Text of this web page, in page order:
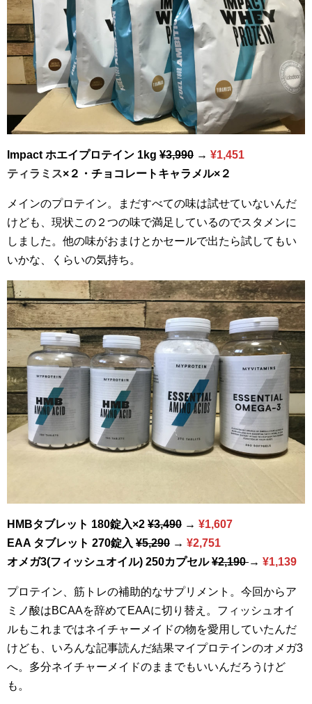
Impact ホエイプロテイン 1kg ¥3,990 → ¥1,451
ティラミス×２・チョコレートキャラメル×２
メインのプロテイン。まだすべての味は試せていないんだ
けども、現状この２つの味で満足しているのでスタメンに
しました。他の味がおまけとかセールで出たら試してもい
いかな、くらいの気持ち。
HMBタブレット 180錠入×2 ¥3,490 → ¥1,607
EAA タブレット 270錠入 ¥5,290 → ¥2,751
オメガ3(フィッシュオイル) 250カプセル¥2,190→ ¥1,139
プロテイン、筋トレの補助的なサプリメント。今回からア
ミノ酸はBCAAを辞めてEAAに切り替え。フィッシュオイ
ルもこれまではネイチャーメイドの物を愛用していたんだ
けども、いろんな記事読んだ結果マイプロテインのオメガ3
へ。多分ネイチャーメイドのままでもいいんだろうけど
も。